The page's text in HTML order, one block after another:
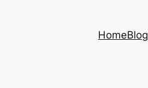
HomeBlog